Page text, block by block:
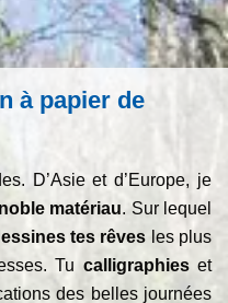
à papier de
D’Asie et d’Europe, je
noble matériau. Sur lequel
tes rêves les plus
Tu calligraphieset
des belles journées